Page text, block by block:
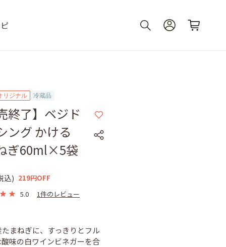
リジナル 冷蔵品
終了】ベジド
ング かける
ぎ60ml×5袋
込) 219円OFF
5.0
1件のレビュー
まねぎに、すっきりとフル
味の白ワインビネガーを合